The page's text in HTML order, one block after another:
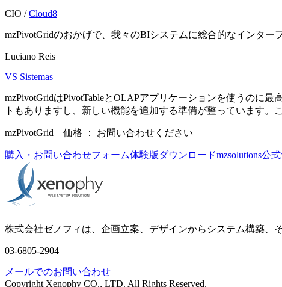
CIO /Cloud8
mzPivotGridのおかげで、我々のBIシステムに総合的なインタ
Luciano Reis
VS Sistemas
mzPivotGridはPivotTableとOLAPアプリケーションを使うのに
トもありますし、新しい機能を追加する準備が整っています。
mzPivotGrid 価格 ： お問い合わせください
購入・お問い合わせフォーム体験版ダウンロードmzsolutions公
株式会社ゼノフィは、企画立案、デザインからシステム構築、
03-6805-2904
メールでのお問い合わせ
Copyright Xenophy CO., LTD. All Rights Reserved.